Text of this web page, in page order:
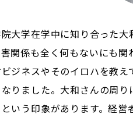
大学在学中に知り合った
害関係も全く何もないにも
ジネスやそのイロハを教
りました。大和さんの周
いう印象があります。経